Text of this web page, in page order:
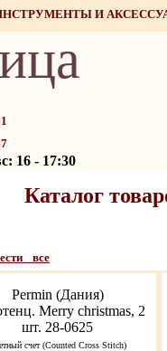
И
16 - 17:30
Каталог
все
Permin (Дания)
Merry christmas, 2
шт. 28-0625
счет (Counted Cross Stitch)